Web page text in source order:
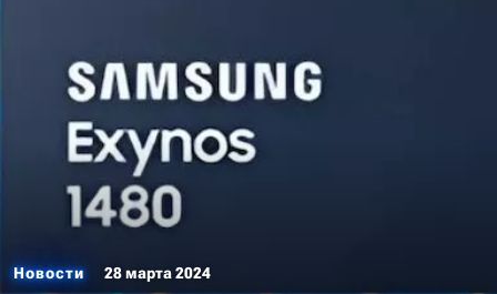
Новости 28 марта 2024